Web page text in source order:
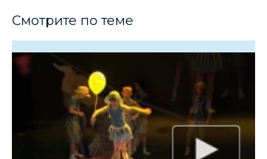
Смотрите по теме